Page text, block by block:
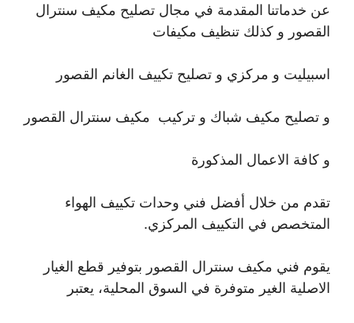
عن خدماتنا المقدمة في مجال تصليح مكيف سنترال
القصور و كذلك تنظيف مكيفات
اسبيليت و مركزي و تصليح تكييف الغانم القصور
و تصليح مكيف شباك و تركيب مكيف سنترال القصور
و كافة الاعمال المذكورة
تقدم من خلال أفضل فني وحدات تكييف الهواء
المتخصص في التكييف المركزي.
يقوم فني مكيف سنترال القصور بتوفير قطع الغيار
الاصلية الغير متوفرة في السوق المحلية، يعتبر